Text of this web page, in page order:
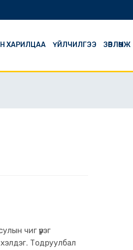
ХАРИЛЦАА ҮЙЛЧИЛГЭЭ ЗӨВЛӨМЖ
чиг үүрэг
Тодруулбал